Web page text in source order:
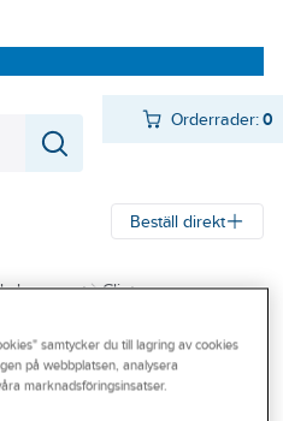
Orderrader:0
Beställ direkt
Clint
CLINT
CHA/G 182P-
samtycker du till lagring av cookies
på webbplatsen, analysera
marknadsföringsinsatser.